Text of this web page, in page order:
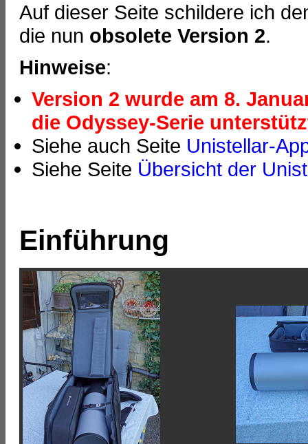
Auf dieser Seite schildere ich
die nun obsolete Version 2.
Hinweise:
Version 2 wurde am 8.
die Odyssey-Serie
Siehe auch Seite Unistellar-
Siehe Seite Übersicht der
Einführung